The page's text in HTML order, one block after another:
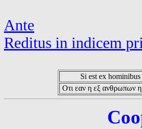
Ante
Reditus in indicem
Si est ex
Οτι εαν η εξ ανθρωπων η